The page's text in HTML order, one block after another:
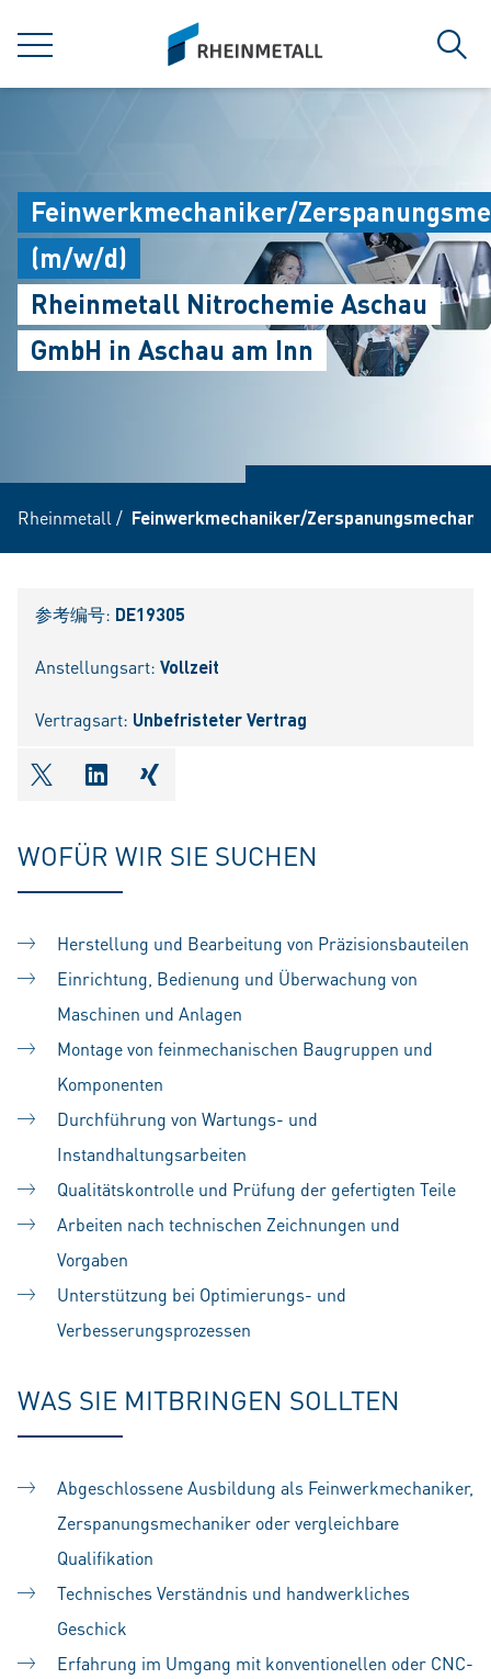
菜单
siteLogo
搜索
Feinwerkmechaniker/
(m/w/d)
Rheinmetall Nitrochemie Aschau
GmbH in Aschau am Inn
Rheinmetall / Feinwerkmechaniker/
参考编号: DE19305
Anstellungsart: Vollzeit
Vertragsart: Unbefristeter Vertrag
shareOntwitter
shareOnlinkedIn
shareOnxing
WOFÜR WIR SIE SUCHEN
Herstellung und Bearbeitung von Präzisionsbauteilen
Einrichtung, Bedienung und Überwachung von
Maschinen und Anlagen
Montage von feinmechanischen Baugruppen und
Komponenten
Durchführung von Wartungs- und
Instandhaltungsarbeiten
Qualitätskontrolle und Prüfung der gefertigten Teile
Arbeiten nach technischen Zeichnungen und
Vorgaben
Unterstützung bei Optimierungs- und
Verbesserungsprozessen
WAS SIE MITBRINGEN SOLLTEN
Abgeschlossene Ausbildung als Feinwerkmechaniker,
Zerspanungsmechaniker oder vergleichbare
Qualifikation
Technisches Verständnis und handwerkliches
Geschick
Erfahrung im Umgang mit konventionellen oder CNC-